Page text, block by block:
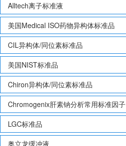
Alltech离子标准液
美国Medical ISO药物异构体标准品
CIL异构体/同位素标准品
美国NIST标准品
Chiron异构体/同位素标准品
Chromogenix肝素钠分析常用标准因子
LGC标准品
奥立龙缓冲液